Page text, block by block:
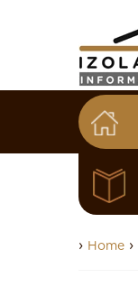
› Home ›